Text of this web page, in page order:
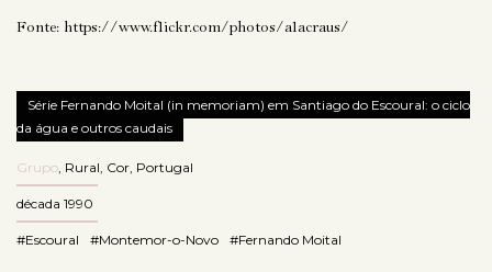
Fonte: https://www.flickr.com/photos/alacraus/
Série Fernando Moital (in memoriam) em Santiago do Escoural: o ciclo
da água e outros caudais
Grupo Rural Cor Portugal
década 1990
#Escoural #Montemor-o-Novo #Fernando Moital